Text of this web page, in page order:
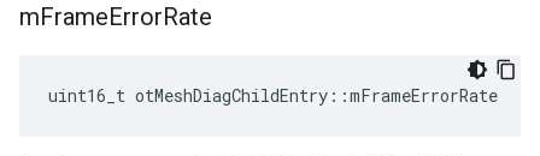
mFrameErrorRate
uint16_t otMeshDiagChildEntry ::mFrameErrorRate